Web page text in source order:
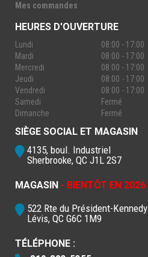
Mes commandes
HEURES D'OUVERTURE
Lundi
08:00 - 17:00
Mardi
08:00 - 17:00
Mercredi
08:00 - 17:00
Jeudi
08:00 - 17:00
Vendredi
08:00 - 17:00
Samedi
Fermé
Dimanche
Fermé
SIÈGE SOCIAL ET MAGASIN
4135, boul. Industriel
Sherbrooke, QC J1L 2S7
MAGASIN - BIENTÔT EN 2026
522 Rte du Président-Kennedy
Lévis, QC G6C 1M9
TÉLÉPHONE :